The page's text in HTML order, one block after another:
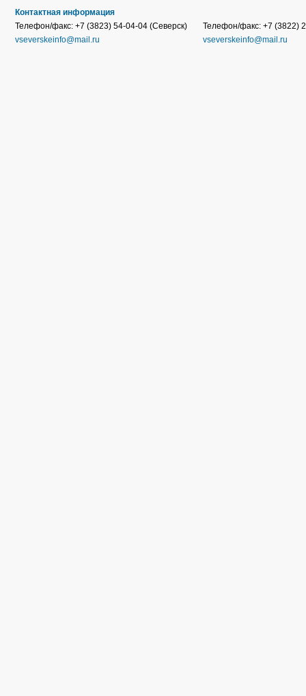
Контактная информация
Телефон/факс: +7 (3823) 54-04-04 (Северск)
vseverskeinfo@mail.ru
Телефон/факс: +7 (3822)
vseverskeinfo@mail.ru